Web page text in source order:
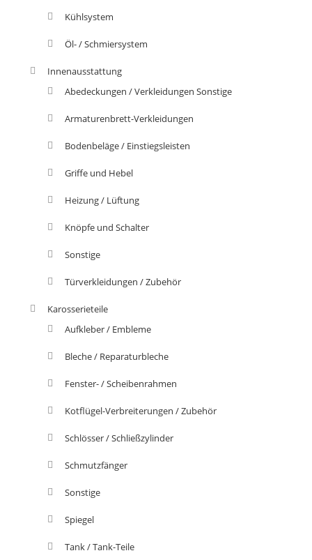
Kühlsystem
Öl- / Schmiersystem
Innenausstattung
Abedeckungen / Verkleidungen Sonstige
Armaturenbrett-Verkleidungen
Bodenbeläge / Einstiegsleisten
Griffe und Hebel
Heizung / Lüftung
Knöpfe und Schalter
Sonstige
Türverkleidungen / Zubehör
Karosserieteile
Aufkleber / Embleme
Bleche / Reparaturbleche
Fenster- / Scheibenrahmen
Kotflügel-Verbreiterungen / Zubehör
Schlösser / Schließzylinder
Schmutzfänger
Sonstige
Spiegel
Tank / Tank-Teile